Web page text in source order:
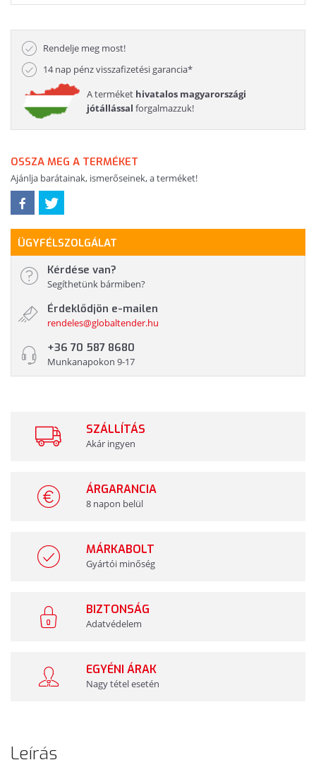
Rendelje meg most!
14 nap pénz visszafizetési garancia*
A terméket hivatalos magyarországi
jótállással forgalmazzuk!
OSSZA MEG A TERMÉKET
Ajánlja barátainak, ismerőseinek, a terméket!
ÜGYFÉLSZOLGÁLAT
Kérdése van?
Segíthetünk bármiben?
Érdeklődjön e-mailen
rendeles@globaltender.hu
+36 70 587 8680
Munkanapokon 9-17
SZÁLLÍTÁS
Akár ingyen
ÁRGARANCIA
8 napon belül
MÁRKABOLT
Gyártói minőség
BIZTONSÁG
Adatvédelem
EGYÉNI ÁRAK
Nagy tétel esetén
Leírás